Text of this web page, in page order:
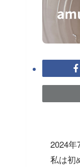
2024
私は初